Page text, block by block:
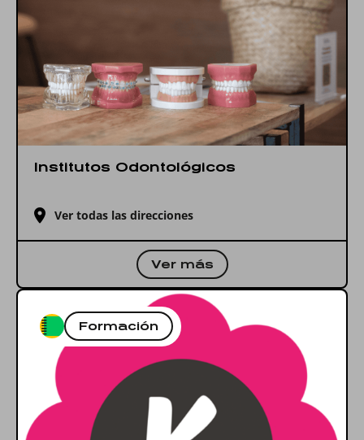
Institutos Odontológicos
Ver todas las direcciones
Ver más
Formación